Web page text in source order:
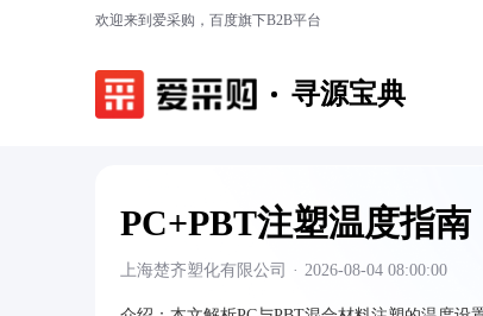
欢迎来到爱采购，百度旗下B2B平台
寻源宝典
PC+PBT注塑温度指南
上海楚齐塑化有限公司 · 2026-08-04 08:00:00